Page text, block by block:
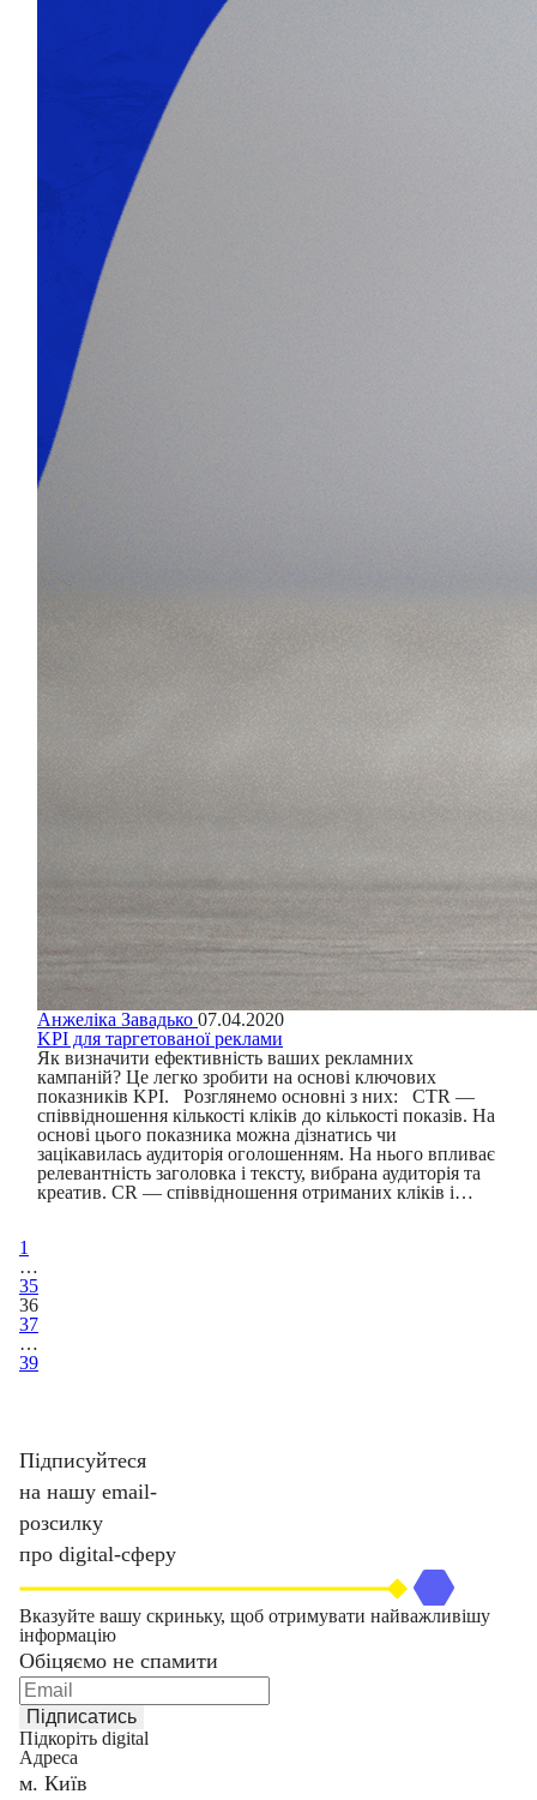
Анжеліка Завадько 07.04.2020
KPI для таргетованої реклами
Як визначити ефективність ваших рекламних
кампаній? Це легко зробити на основі ключових
показників KPI. Розглянемо основні з них: CTR —
співвідношення кількості кліків до кількості показів. На
основі цього показника можна дізнатись чи
зацікавилась аудиторія оголошенням. На нього впливає
релевантність заголовка і тексту, вибрана аудиторія та
креатив. CR — співвідношення отриманих кліків і…
1
…
35
36
37
…
39
Підписуйтеся
на нашу email-
розсилку
про digital-сферу
Вказуйте вашу скриньку, щоб отримувати найважливішу
інформацію
Обіцяємо не спамити
Підписатись
Підкоріть digital
Адреса
м. Київ